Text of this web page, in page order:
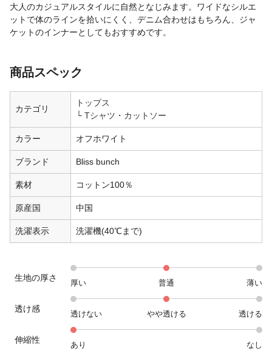
大人のカジュアルスタイルに自然となじみます。ワイドなシルエ
ットで体のラインを拾いにくく、デニム合わせはもちろん、ジャ
ケットのインナーとしてもおすすめです。
商品スペック
カテゴリ
トップス
Tシャツ・カットソー
カラー オフホワイト
ブランド Bliss bunch
素材 コットン100％
原産国 中国
洗濯表示 洗濯機(40℃まで)
生地の厚さ
厚い 普通 薄い
透け感
透けない やや透ける 透ける
伸縮性
あり なし